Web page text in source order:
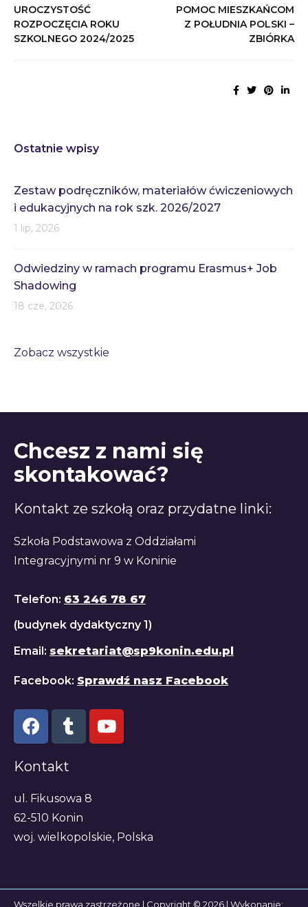
UROCZYSTOŚĆ
ROZPOCZĘCIA ROKU
SZKOLNEGO 2024/2025
POMOC MIESZKAŃCOM
Z POŁUDNIA POLSKI –
ZBIÓRKA
Ostatnie wpisy
Zestaw podręczników, materiałów ćwiczeniowych
i edukacyjnych na rok szk. 2026/2027
1 lip, 2026
Odwiedziny w ramach programu Erasmus+ Job
Shadowing
18 cze, 2026
Zobacz wszystkie
Chcesz z nami się
skontakować?
Kontakt ze szkołą oraz przydatne linki:
Szkoła Podstawowa z Oddziałami
Integracyjnymi nr 9 w Koninie
Telefon: 63 246 78 67
(budynek dydaktyczny 1)
Email: sekretariat@sp9konin.edu.pl
Facebook: Sprawdź nasz Facebook
Kontakt
ul. Fikusowa 8
62-510 Konin
woj. wielkopolskie, Polska
Wszelkie prawa zastrzeżone | Copyright © 2026 | Wykonanie: